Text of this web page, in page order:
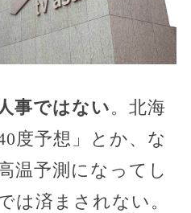
事ではない。北海
度予想」とか、な
温予測になってし
は済まされない。